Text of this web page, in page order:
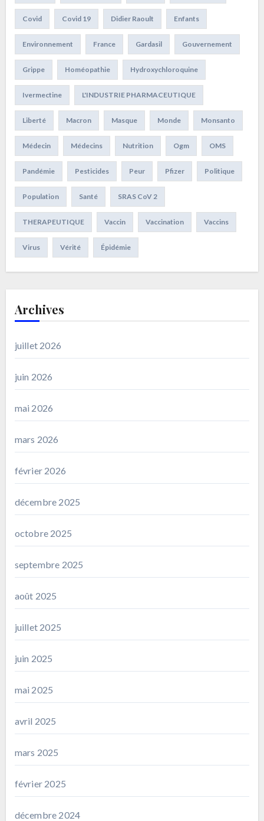
Covid Covid 19 Didier Raoult Enfants
Environnement France Gardasil Gouvernement
Grippe Homéopathie Hydroxychloroquine
Ivermectine L'INDUSTRIE PHARMACEUTIQUE
Liberté Macron Masque Monde Monsanto
Médecin Médecins Nutrition Ogm OMS
Pandémie Pesticides Peur Pfizer Politique
Population Santé SRAS CoV 2
THERAPEUTIQUE Vaccin Vaccination Vaccins
Virus Vérité Épidémie
Archives
juillet 2026
juin 2026
mai 2026
mars 2026
février 2026
décembre 2025
octobre 2025
septembre 2025
août 2025
juillet 2025
juin 2025
mai 2025
avril 2025
mars 2025
février 2025
décembre 2024